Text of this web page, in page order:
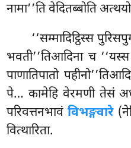
नामा’’ति वेदितब्बोति
‘‘सम्मादिट्ठिस्स
भवती’’तिआदिना च
पाणातिपातो
पे… कामेहि वेरमणी तेसं
परिवत्तनभावंविभङ्गवारे
वित्थारिता.